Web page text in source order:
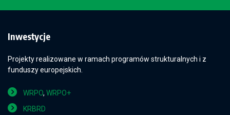
Inwestycje
Projekty realizowane w ramach programów strukturalnych i z
funduszy europejskich.
WRPO, WRPO+
KRBRD